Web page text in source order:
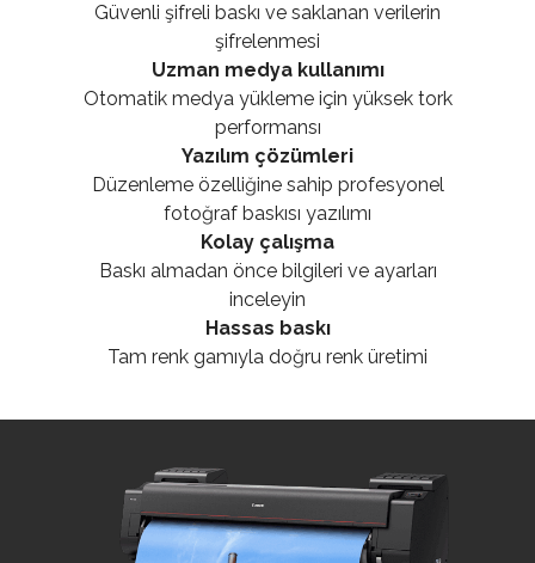
Güvenli şifreli baskı ve saklanan verilerin
şifrelenmesi
Uzman medya kullanımı
Otomatik medya yükleme için yüksek tork
performansı
Yazılım çözümleri
Düzenleme özelliğine sahip profesyonel
fotoğraf baskısı yazılımı
Kolay çalışma
Baskı almadan önce bilgileri ve ayarları
inceleyin
Hassas baskı
Tam renk gamıyla doğru renk üretimi